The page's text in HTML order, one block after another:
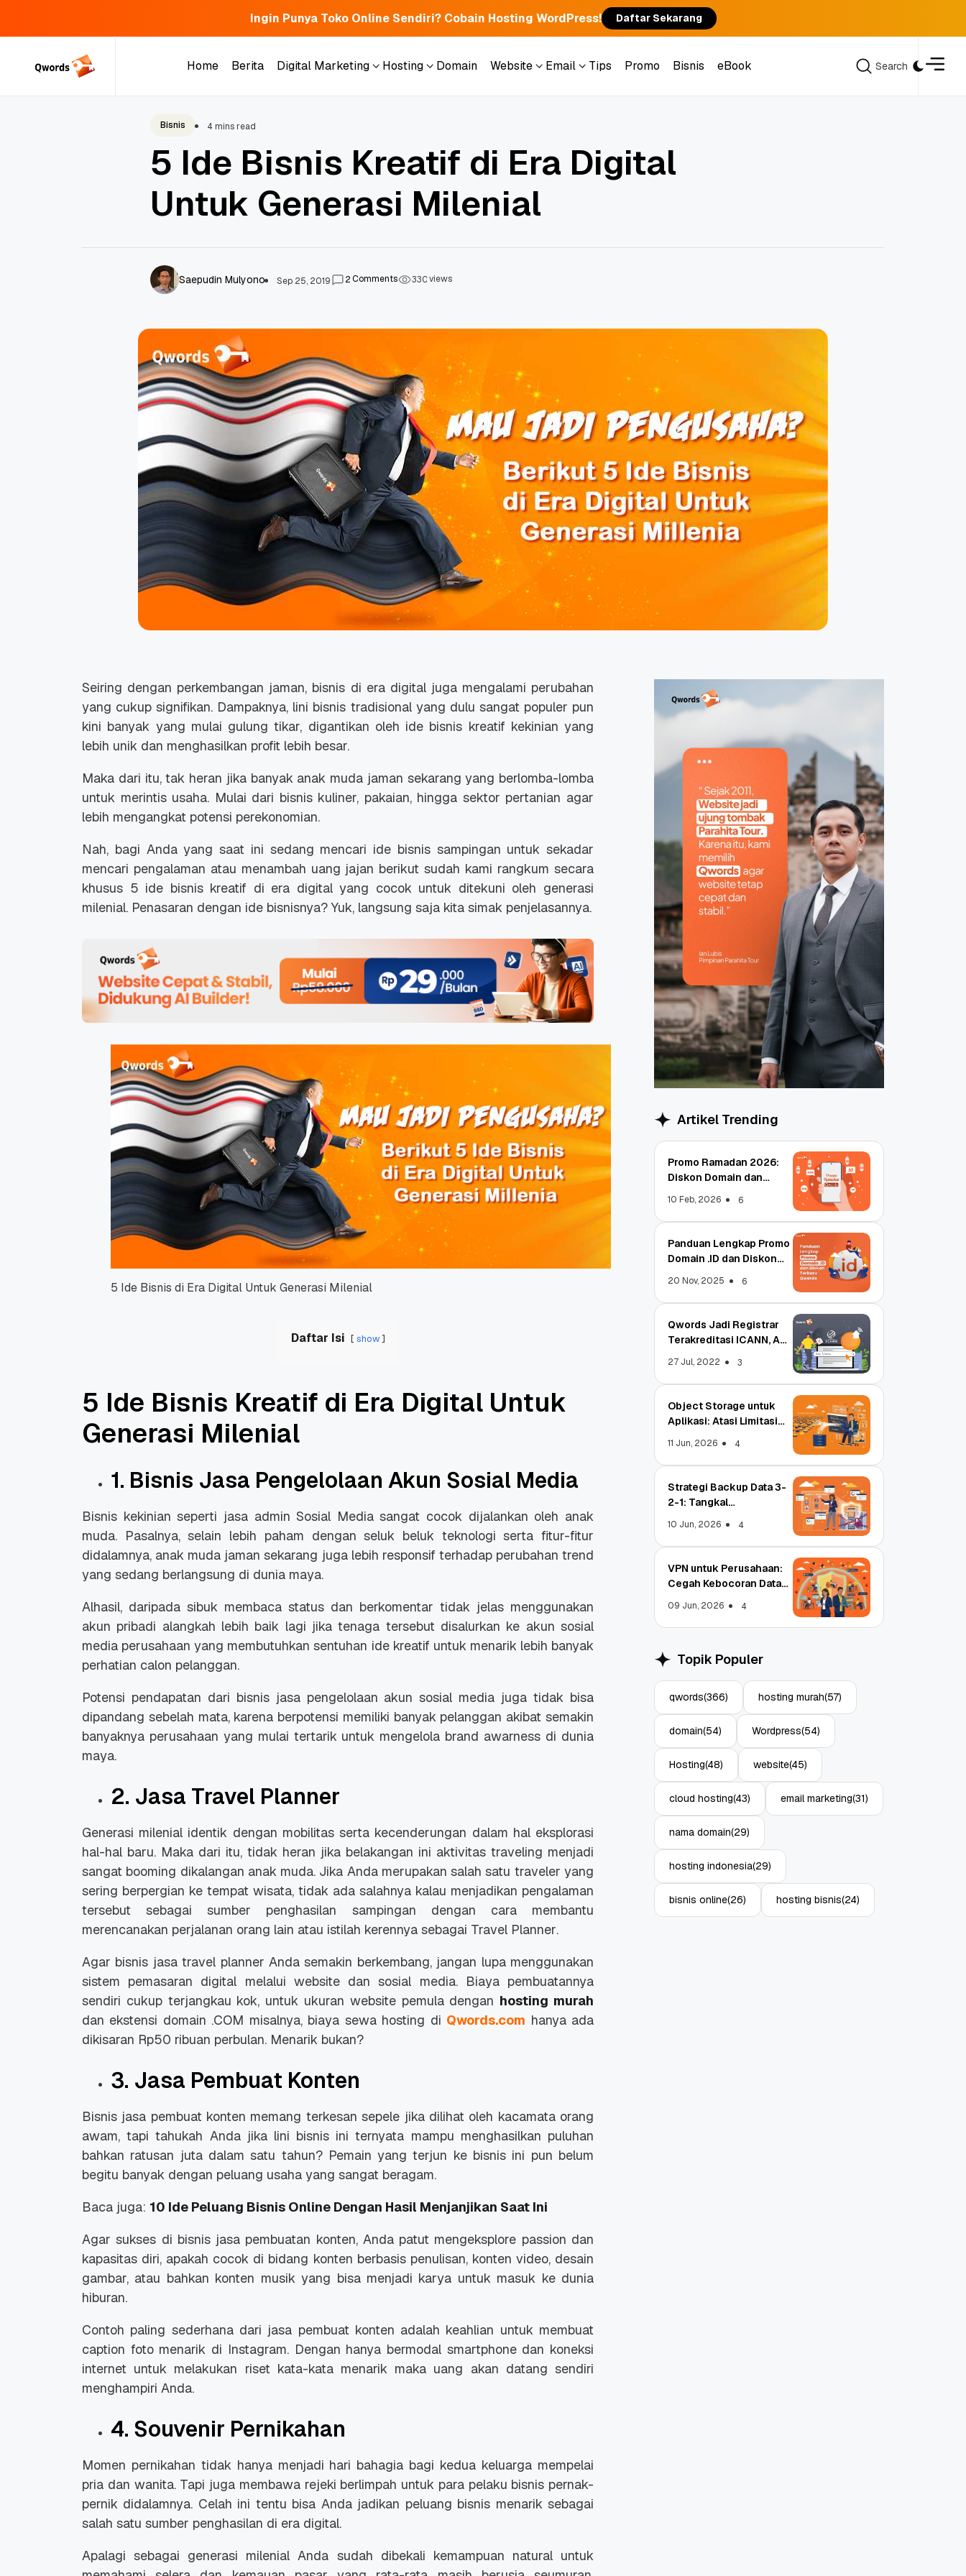
Ingin Punya Toko Online Sendiri? Cobain Hosting WordPress! Daftar Sekarang
Home
Berita
Digital Marketing
Hosting
Domain
Website
Email
Tips
Promo
Bisnis
eBook
Search
Promo Ramadan 2026:
Diskon Domain dan
6
Panduan Lengkap Promo
Domain .ID dan Diskon
Terbaru
Qwords Jadi Registrar
Terakreditasi ICANN, Apa
Object Storage untuk
Aplikasi: Atasi Limitasi
Media
Bisnis 4 mins read
5 Ide Bisnis Kreatif di Era Digital
Untuk Generasi Milenial
Saepudin Mulyono Sep 25, 2019 2Comments 330views
Seiring dengan perkembangan jaman, bisnis di era digital juga mengalami perubahan
yang cukup signifikan. Dampaknya, lini bisnis tradisional yang dulu sangat populer pun
kini banyak yang mulai gulung tikar, digantikan oleh ide bisnis kreatif kekinian yang
lebih unik dan menghasilkan profit lebih besar.
Maka dari itu, tak heran jika banyak anak muda jaman sekarang yang berlomba-lomba
untuk merintis usaha. Mulai dari bisnis kuliner, pakaian, hingga sektor pertanian agar
lebih mengangkat potensi perekonomian.
Nah, bagi Anda yang saat ini sedang mencari ide bisnis sampingan untuk sekadar
mencari pengalaman atau menambah uang jajan berikut sudah kami rangkum secara
khusus 5 ide bisnis kreatif di era digital yang cocok untuk ditekuni oleh generasi
milenial. Penasaran dengan ide bisnisnya? Yuk, langsung saja kita simak penjelasannya.
5 Ide Bisnis di Era Digital Untuk Generasi Milenial
Daftar Isi show
5 Ide Bisnis Kreatif di Era Digital Untuk
Generasi Milenial
1. Bisnis Jasa Pengelolaan Akun Sosial Media
Bisnis kekinian seperti jasa admin Sosial Media sangat cocok dijalankan oleh anak
muda. Pasalnya, selain lebih paham dengan seluk beluk teknologi serta fitur-fitur
didalamnya, anak muda jaman sekarang juga lebih responsif terhadap perubahan trend
yang sedang berlangsung di dunia maya.
Alhasil, daripada sibuk membaca status dan berkomentar tidak jelas menggunakan
akun pribadi alangkah lebih baik lagi jika tenaga tersebut disalurkan ke akun sosial
media perusahaan yang membutuhkan sentuhan ide kreatif untuk menarik lebih banyak
perhatian calon pelanggan.
Potensi pendapatan dari bisnis jasa pengelolaan akun sosial media juga tidak bisa
dipandang sebelah mata, karena berpotensi memiliki banyak pelanggan akibat semakin
banyaknya perusahaan yang mulai tertarik untuk mengelola brand awarness di dunia
maya.
2. Jasa Travel Planner
Generasi milenial identik dengan mobilitas serta kecenderungan dalam hal eksplorasi
hal-hal baru. Maka dari itu, tidak heran jika belakangan ini aktivitas traveling menjadi
sangat booming dikalangan anak muda. Jika Anda merupakan salah satu traveler yang
sering berpergian ke tempat wisata, tidak ada salahnya kalau menjadikan pengalaman
tersebut sebagai sumber penghasilan sampingan dengan cara membantu
merencanakan perjalanan orang lain atau istilah kerennya sebagai Travel Planner.
Agar bisnis jasatravel planner Anda semakin berkembang, jangan lupa menggunakan
sistem pemasaran digital melalui website dan sosial media. Biaya pembuatannya
sendiri cukup terjangkau kok, untuk ukuran website pemula dengan hosting murah
dan ekstensi domain .COM misalnya, biaya sewa hosting di Qwords.com hanya ada
dikisaran Rp50 ribuan perbulan. Menarik bukan?
3. Jasa Pembuat Konten
Bisnis jasa pembuat konten memang terkesan sepele jika dilihat oleh kacamata orang
awam, tapi tahukah Anda jika lini bisnis ini ternyata mampu menghasilkan puluhan
bahkan ratusan juta dalam satu tahun? Pemain yang terjun ke bisnis ini pun belum
begitu banyak dengan peluang usaha yang sangat beragam.
Baca juga: 10 Ide Peluang Bisnis Online Dengan Hasil Menjanjikan Saat Ini
Agar sukses di bisnis jasa pembuatan konten, Anda patut mengeksplore passion dan
kapasitas diri, apakah cocok di bidang konten berbasis penulisan, konten video, desain
gambar, atau bahkan konten musik yang bisa menjadi karya untuk masuk ke dunia
hiburan.
Contoh paling sederhana dari jasa pembuat konten adalah keahlian untuk membuat
caption foto menarik di Instagram. Dengan hanya bermodal smartphone dan koneksi
internet untuk melakukan riset kata-kata menarik maka uang akan datang sendiri
menghampiri Anda.
4. Souvenir Pernikahan
Momen pernikahan tidak hanya menjadi hari bahagia bagi kedua keluarga mempelai
pria dan wanita. Tapi juga membawa rejeki berlimpah untuk para pelaku bisnis pernak-
pernik didalamnya. Celah ini tentu bisa Anda jadikan peluang bisnis menarik sebagai
salah satu sumber penghasilan di era digital.
Apalagi sebagai generasi milenial Anda sudah dibekali kemampuan natural untuk
Artikel Trending
Promo Ramadan 2026:
Diskon Domain dan
10 Feb, 2026 6
Panduan Lengkap Promo
Domain .ID dan Diskon
20 Nov, 2025 6
Qwords Jadi Registrar
Terakreditasi ICANN, Apa
27 Jul, 2022 3
Object Storage untuk
Aplikasi: Atasi Limitasi
11 Jun, 2026 4
Strategi Backup Data 3-
2-1: Tangkal
10 Jun, 2026 4
VPN untuk Perusahaan:
Cegah Kebocoran Data
09 Jun, 2026 4
Topik Populer
qwords(366) hosting murah(57)
domain(54) Wordpress(54)
Hosting(48) website(45)
cloud hosting(43) email marketing(31)
nama domain(29)
hosting indonesia(29)
bisnis online(26) hosting bisnis(24)